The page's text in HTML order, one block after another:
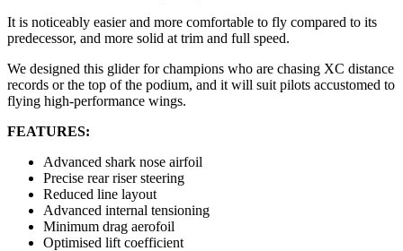
It is noticeably easier and more comfortable to fly compared to its
predecessor, and more solid at trim and full speed.
We designed this glider for champions who are chasing XC distance
records or the top of the podium, and it will suit pilots accustomed to
flying high-performance wings.
FEATURES:
Advanced shark nose airfoil
Precise rear riser steering
Reduced line layout
Advanced internal tensioning
Minimum drag aerofoil
Optimised lift coefficient